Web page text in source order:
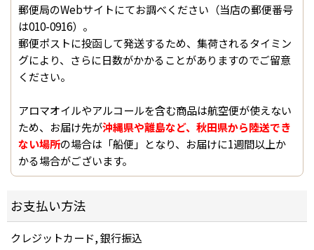
郵便局のWebサイトにてお調べください（当店の郵便番号
は010-0916）。
郵便ポストに投函して発送するため、集荷されるタイミン
グにより、さらに日数がかかることがありますのでご留意
ください。
アロマオイルやアルコールを含む商品は航空便が使えない
ため、お届け先が沖縄県や離島など、秋田県から陸送でき
ない場所の場合は「船便」となり、お届けに1週間以上か
かる場合がございます。
お支払い方法
クレジットカード, 銀行振込